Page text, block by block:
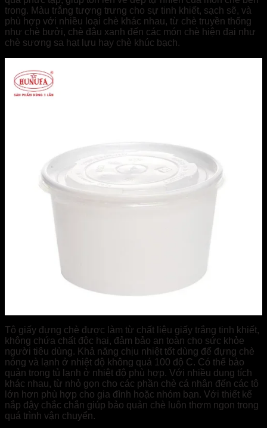
trong. Màu trắng tượng trưng cho sự tinh khiết, sạch sẽ, và
phù hợp với nhiều loại chè khác nhau, từ chè truyền thống
như chè bưởi, chè đậu xanh đến các món chè hiện đại như
chè sương sa hạt lựu hay chè khúc bạch.
Tô giấy đựng chè được làm từ chất liệu giấy trắng tinh khiết,
không chứa chất độc hại, đảm bảo an toàn cho sức khỏe
người tiêu dùng. Khả năng chịu nhiệt tốt dùng để đựng chè
nóng và lạnh ở nhiệt độ không quá 100 độ C. Có thể bảo
quản trong tủ lạnh ở nhiệt độ phù hợp. Với nhiều dung tích
khác nhau, từ nhỏ gọn cho các phần chè cá nhân đến các tô
lớn hơn phù hợp cho gia đình hoặc nhóm bạn. Với thiết kế
nắp đậy chắc chắn giúp bảo quản chè luôn thơm ngon trong
quá trình vận chuyển.